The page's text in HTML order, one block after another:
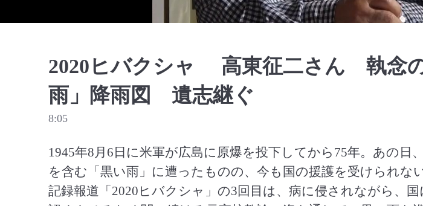
2020ヒバクシャ 高東征二さん 執念
雨」降雨図 遺志継ぐ
8:05
1945年8月6日に米軍が広島に原爆を投下してから75年。あの日
を含む「黒い雨」に遭ったものの、今も国の援護を受けられな
記録報道「2020ヒバクシャ」の3回目は、病に侵されながら、国